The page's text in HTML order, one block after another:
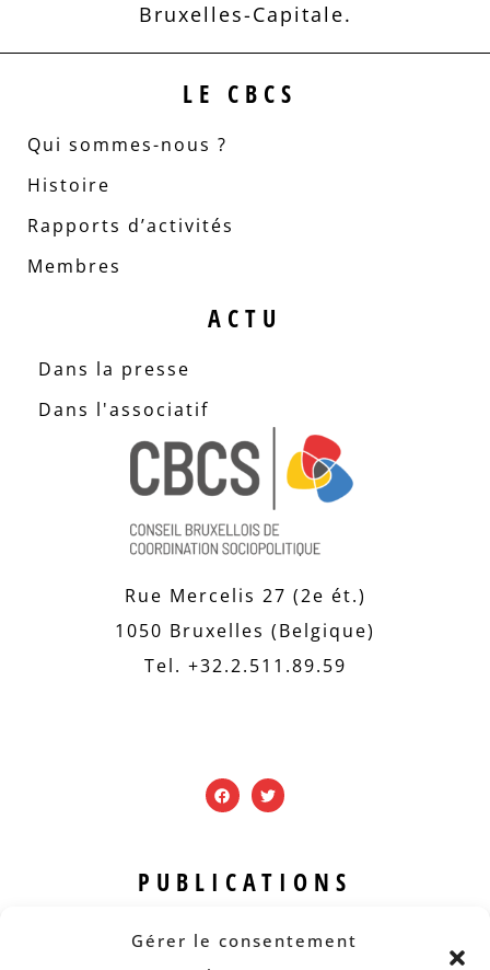
Gérer le consentement
Bruxelles-Capitale.
LE CBCS
Qui sommes-nous ?
Histoire
Rapports d’activités
Membres
ACTU
Dans la presse
Dans l'associatif
Rue Mercelis 27 (2e ét.)
1050 Bruxelles (Belgique)
Tel. +32.2.511.89.59
PUBLICATIONS
Revue B.I.S.